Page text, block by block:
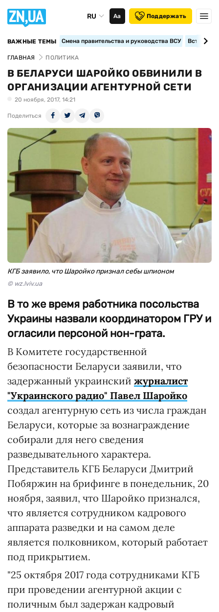
RU Аа Поддержать
ВАЖНЫЕ ТЕМЫ Смена правительства и руководства ВСУ
ГЛАВНАЯ ПОЛИТИКА
В БЕЛАРУСИ ШАРОЙКО ОБВИНИЛИ В
ОРГАНИЗАЦИИ АГЕНТУРНОЙ СЕТИ
20 ноября, 2017, 14:21
Поделиться
КГБ заявило, что Шаройко признал себы шпионом
© wz.lviv.ua
В то же время работника посольства
Украины назвали координатором ГРУ и
огласили персоной нон-грата.
В Комитете государственной
безопасности Беларуси заявили, что
задержанный украинский журналист
"Украинского радио" Павел Шаройко
создал агентурную сеть из числа граждан
Беларуси, которые за вознаграждение
собирали для него сведения
разведывательного характера.
Представитель КГБ Беларуси Дмитрий
Побяржин на брифинге в понедельник, 20
ноября, заявил, что Шаройко признался,
что является сотрудником кадрового
аппарата разведки и на самом деле
является полковником, который работает
под прикрытием.
"25 октября 2017 года сотрудниками КГБ
при проведении агентурной акции с
поличным был задержан кадровый